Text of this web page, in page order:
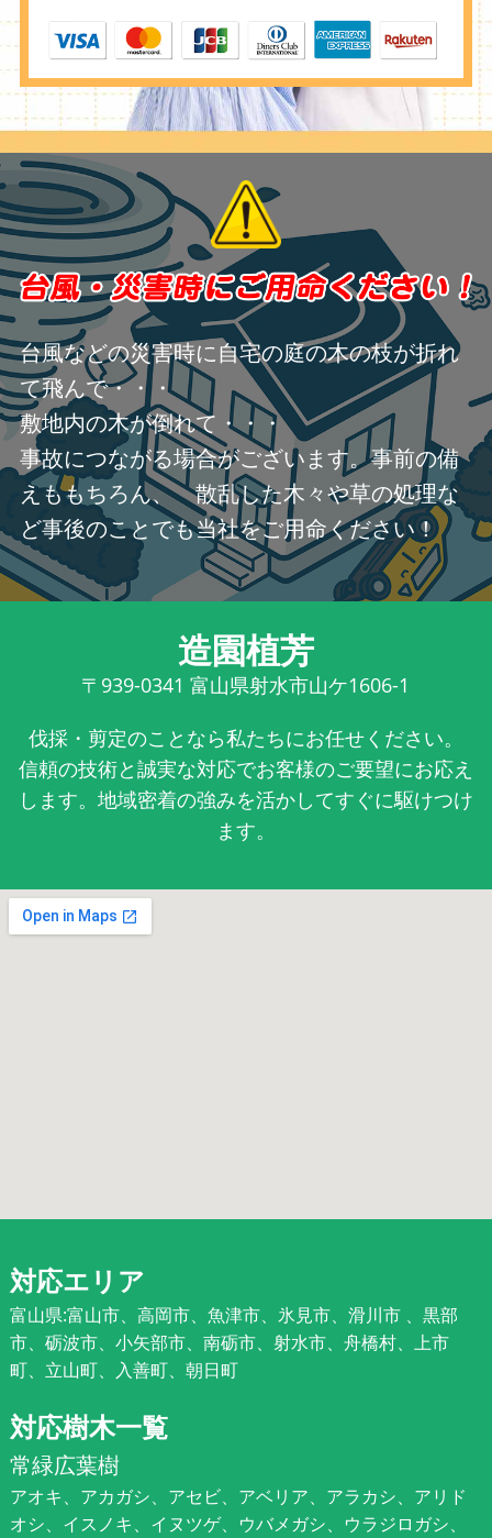
台風などの災害時に自宅の庭の木の枝が折れ
て飛んで・・・
敷地内の木が倒れて・・・
事故につながる場合がございます。事前の備
えももちろん、 散乱した木々や草の処理な
ど事後のことでも当社をご用命ください！
造園植芳
〒939-0341 富山県射水市山ケ1606-1
伐採・剪定のことなら私たちにお任せください。
信頼の技術と誠実な対応でお客様のご要望にお応え
します。地域密着の強みを活かしてすぐに駆けつけ
ます。
対応エリア
富山県:富山市、高岡市、魚津市、氷見市、滑川市 、黒部
市、砺波市、小矢部市、南砺市、射水市、舟橋村、上市
町、立山町、入善町、朝日町
対応樹木一覧
常緑広葉樹
アオキ、アカガシ、アセビ、アベリア、アラカシ、アリド
オシ、イスノキ、イヌツゲ、ウバメガシ、ウラジロガシ、